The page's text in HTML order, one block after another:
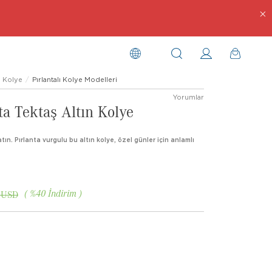
Kolye Pırlantalı Kolye Modelleri
Tektaş Altın Kolye
Yorumlar
Pırlanta vurgulu bu altın kolye, özel günler için anlamlı
%40 İndirim